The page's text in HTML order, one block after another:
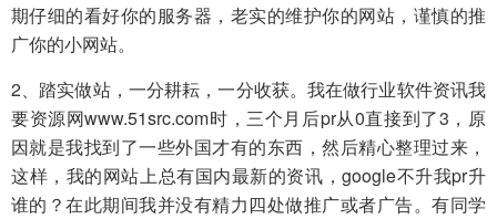
期仔细的看好你的服务器，老实的维护你的网站，谨慎的推
广你的小网站。
2、踏实做站，一分耕耘，一分收获。我在做行业软件资讯我
要资源网www.51src.com时，三个月后pr从0直接到了3，原
因就是我找到了一些外国才有的东西，然后精心整理过来，
这样，我的网站上总有国内最新的资讯，google不升我pr升
谁的？在此期间我并没有精力四处做推广或者广告。有同学